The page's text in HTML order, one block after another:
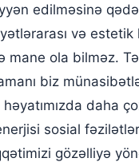
edilməsinə
və estetik
mane ola bilməz.
biz
daha
sosial
gözəlliyə